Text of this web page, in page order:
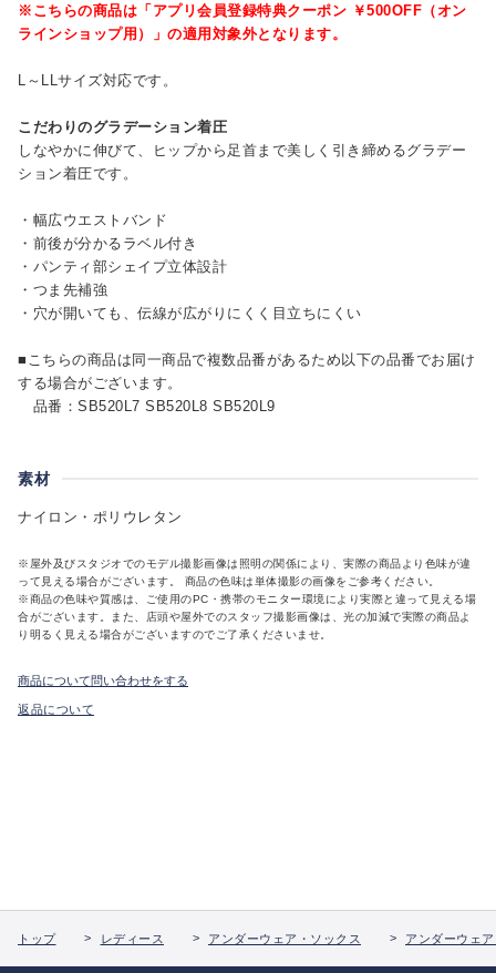
※こちらの商品は「アプリ会員登録特典クーポン ￥500OFF（オン
ラインショップ用）」の適用対象外となります。
L～LLサイズ対応です。
こだわりのグラデーション着圧
しなやかに伸びて、ヒップから足首まで美しく引き締めるグラデー
ション着圧です。
・幅広ウエストバンド
・前後が分かるラベル付き
・パンティ部シェイプ立体設計
・つま先補強
・穴が開いても、伝線が広がりにくく目立ちにくい
■こちらの商品は同一商品で複数品番があるため以下の品番でお届け
する場合がございます。
品番：SB520L7 SB520L8 SB520L9
素材
ナイロン・ポリウレタン
※屋外及びスタジオでのモデル撮影画像は照明の関係により、実際の商品より色味が違
って見える場合がございます。 商品の色味は単体撮影の画像をご参考ください。
※商品の色味や質感は、ご使用のPC・携帯のモニター環境により実際と違って見える場
合がございます。また、店頭や屋外でのスタッフ撮影画像は、光の加減で実際の商品よ
り明るく見える場合がございますのでご了承くださいませ。
商品について問い合わせをする
返品について
トップ レディース アンダーウェア・ソックス アンダーウェ